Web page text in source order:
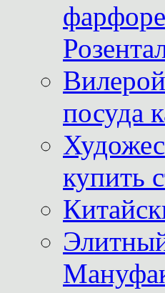
посуда
купить